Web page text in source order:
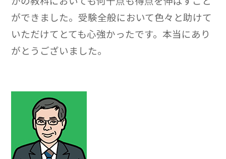
ができました。受験全般において色々と助けて
いただけてとても心強かったです。本当にあり
がとうございました。